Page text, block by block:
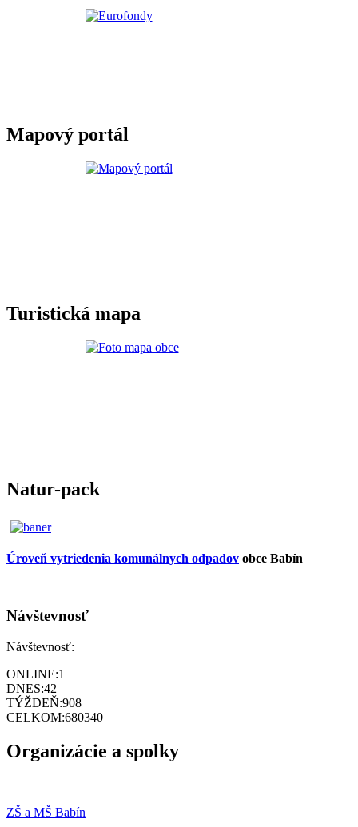
Mapový portál
Turistická mapa
Natur-pack
Úroveň vytriedenia komunálnych odpadov obce Babín
Návštevnosť
Návštevnosť:
ONLINE:1
DNES:42
TÝŽDEŇ:908
CELKOM:680340
Organizácie a spolky
ZŠ a MŠ Babín